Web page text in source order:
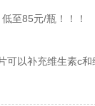
至85元/瓶！！！
以补充维生素c和